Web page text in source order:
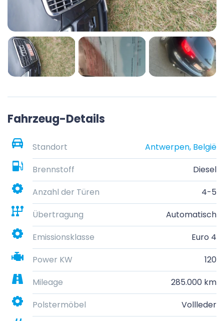
Fahrzeug-Details
Standort
Antwerpen, België
Brennstoff
Diesel
Anzahl der Türen
4-5
Übertragung
Automatisch
Emissionsklasse
Euro 4
Power KW
120
Mileage
285.000 km
Polstermöbel
Vollleder